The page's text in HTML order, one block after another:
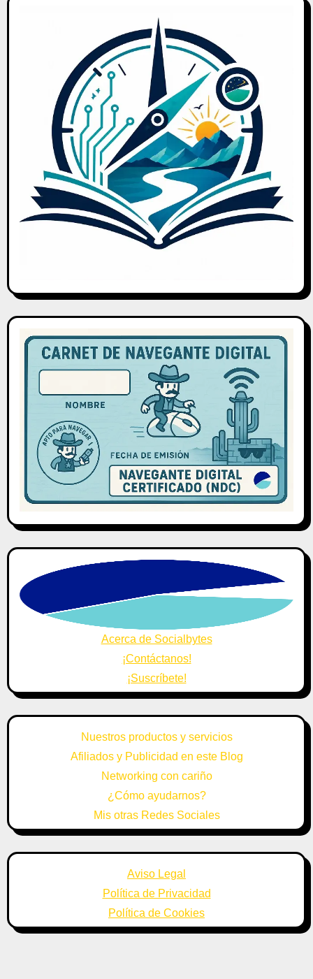
Acerca de Socialbytes
¡Contáctanos!
¡Suscríbete!
Nuestros productos y servicios
Afiliados y Publicidad en este Blog
Networking con cariño
¿Cómo ayudarnos?
Mis otras Redes Sociales
Aviso Legal
Política de Privacidad
Política de Cookies